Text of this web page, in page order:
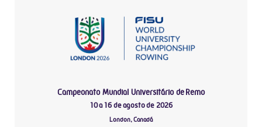
Campeonato Mundial Universitário de Remo
10 a 16 de agosto de 2026
London, Canadá